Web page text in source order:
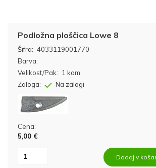
Šifra: 4033119001770
Podložna ploščica Lowe 8
Barva:
Velikost/Pak: 1 kom
Zaloga:
Na zalogi
Cena:
5,00 €
Dodaj v